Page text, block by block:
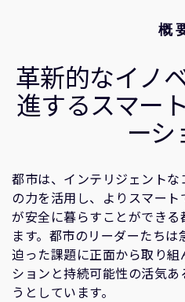
研究連携
ウェブサイト
グローバル本社
110 Fulbourn Road
Cambridge, UK
CB1 9NJ
Tel: + 44(1223) 400 400
Fax: + 44(1223) 400 410
概
革新的なイノ
進するスマー
ーシ
都市は、インテリジェント
の力を活用し、よりスマー
が安全に暮らすことができ
ます。都市のリーダーたち
迫った課題に正面から取り組
ションと持続可能性の活気
うとしています。